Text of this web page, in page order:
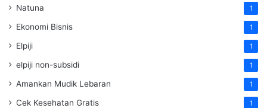
Natuna 1
Ekonomi Bisnis 1
Elpiji 1
elpiji non-subsidi 1
Amankan Mudik Lebaran 1
Cek Kesehatan Gratis 1